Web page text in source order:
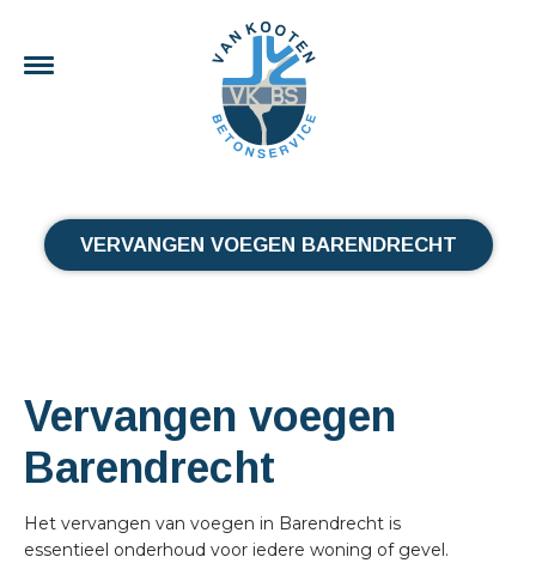
VERVANGEN VOEGEN BARENDRECHT
Vervangen voegen
Barendrecht
Het vervangen van voegen in Barendrecht is
essentieel onderhoud voor iedere woning of gevel.